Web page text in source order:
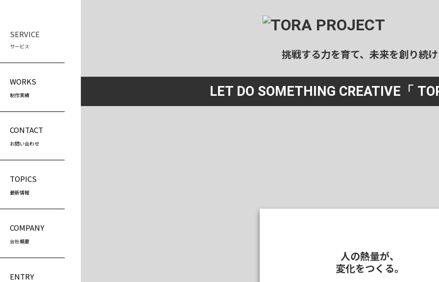
SERVICE
サービス
WORKS
制作実績
CONTACT
お問い合わせ
TOPICS
最新情報
COMPANY
会社概要
ENTRY
ホームページ制作
プログラミングスクール
（社会人向け）
民泊運用代行
清掃
挑戦する力を育て、未来を創り続
LET DO SOMETHING CREATIVE 「
人の熱量が、
変化をつくる。